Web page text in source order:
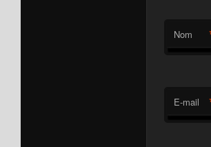
Nom
E-mail